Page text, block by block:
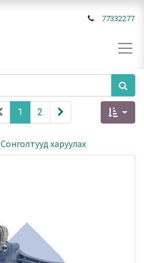
77332277
1 2
Сонголтууд харуулах